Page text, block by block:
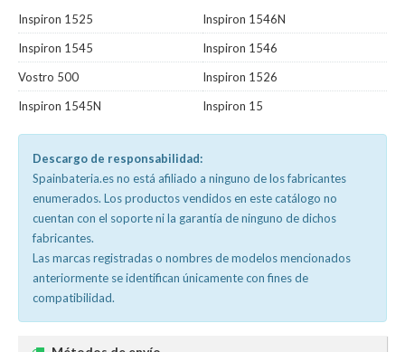
Inspiron 1525
Inspiron 1546N
Inspiron 1545
Inspiron 1546
Vostro 500
Inspiron 1526
Inspiron 1545N
Inspiron 15
Descargo de responsabilidad:
Spainbateria.es no está afiliado a ninguno de los fabricantes
enumerados. Los productos vendidos en este catálogo no
cuentan con el soporte ni la garantía de ninguno de dichos
fabricantes.
Las marcas registradas o nombres de modelos mencionados
anteriormente se identifican únicamente con fines de
compatibilidad.